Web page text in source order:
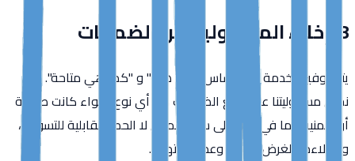
8. إخلاء المسؤولية عن الضمانات
يتم توفير الخدمة على أساس "كما هي" و "كما هي متاحة". نحن
نخلي مسؤوليتنا عن جميع الضمانات من أي نوع، سواء كانت صريحة
أو ضمنية، بما في ذلك على سبيل المثال لا الحصر القابلية للتسويق،
والملاءمة لغرض معين، وعدم الانتهاك.